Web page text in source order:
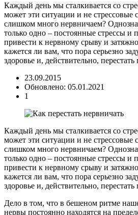
Каждый день мы сталкивается со
может эти ситуации и не стрессовые
слишком много нервничаем?
только одно – постоянные стрессы и
привести к нервному срыву и
кажется ли вам, что пора серьезно
здоровье и, действительно,
23.09.2015
Обновлено: 05.01.2021
1
Каждый день мы сталкивается со
может эти ситуации и не стрессовые
слишком много нервничаем?
только одно – постоянные стрессы и
привести к нервному срыву и
кажется ли вам, что пора серьезно
здоровье и, действительно,
Дело в том, что в бешеном ритме
нервы постоянно находятся на